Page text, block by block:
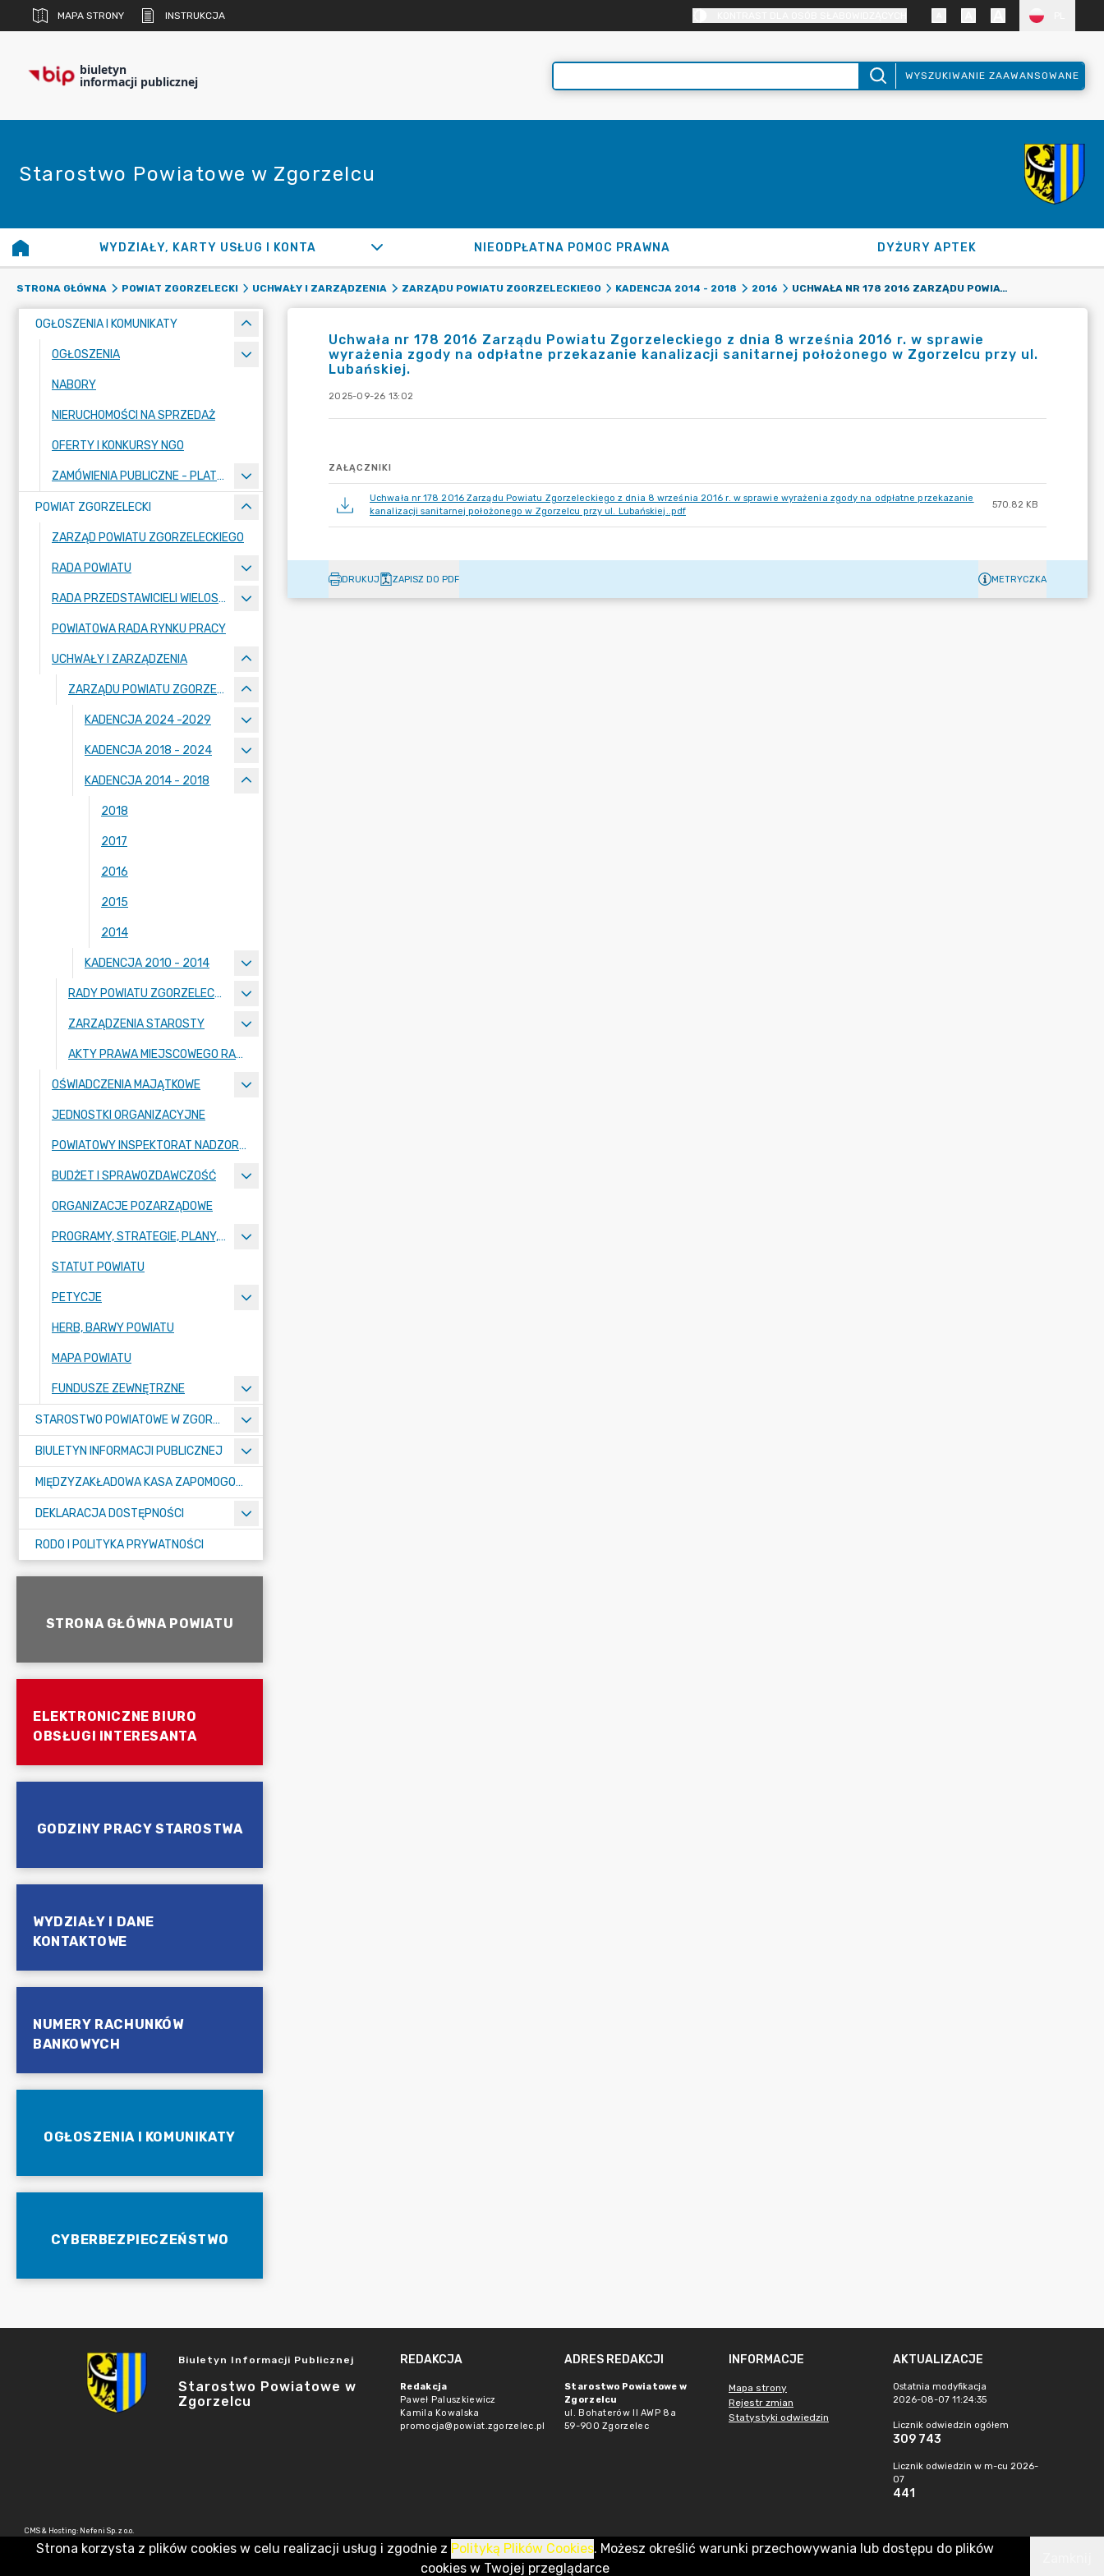
MAPA STRONY INSTRUKCJA
biuletyn
informacji publicznej WYSZUKIWANIE ZAAWANSOWANE
Starostwo Powiatowe w Zgorzelcu
WYDZIAŁY, KARTY USŁUG I KONTA NIEODPŁATNA POMOC PRAWNA DYŻURY APTEK
STRONA GŁÓWNA POWIAT ZGORZELECKI UCHWAŁY I ZARZĄDZENIA ZARZĄDU POWIATU ZGORZELECKIEGO KADENCJA 2014 - 2018 2016 UCHWAŁA NR 178 2016 ZARZĄDU POWIATU ZGORZELECKIEGO Z DNIA 8 WRZEŚNIA 2016 R. W SPRAWIE WYRAŻENIA ZGODY NA ODPŁATNE PRZEKAZANIE KANALIZACJI SANITARNEJ POŁOŻONEGO W ZGORZELCU PRZY UL. LUBAŃSKIEJ.
OGŁOSZENIA I KOMUNIKATY
OGŁOSZENIA
NABORY
NIERUCHOMOŚCI NA SPRZEDAŻ
OFERTY I KONKURSY NGO
ZAMÓWIENIA PUBLICZNE - PLATFORMA ZAKUPOWA
POWIAT ZGORZELECKI
ZARZĄD POWIATU ZGORZELECKIEGO
RADA POWIATU
RADA PRZEDSTAWICIELI WIELOSPECJALISTYCZNEGO ZESPOŁU OPIEKI ZDROWOTNEJ "BOLESŁAWIEC-ZGORZELEC" SAMODZIELNEGO PUBLICZNEGO ZAKŁADU OPIEKI ZDROWOTNEJ
POWIATOWA RADA RYNKU PRACY
UCHWAŁY I ZARZĄDZENIA
ZARZĄDU POWIATU ZGORZELECKIEGO
KADENCJA 2024 -2029
KADENCJA 2018 - 2024
KADENCJA 2014 - 2018
2018
2017
2016
2015
2014
KADENCJA 2010 - 2014
RADY POWIATU ZGORZELECKIEGO
ZARZĄDZENIA STAROSTY
AKTY PRAWA MIEJSCOWEGO RADY POWIATU ZGORZELECKIEGO
OŚWIADCZENIA MAJĄTKOWE
JEDNOSTKI ORGANIZACYJNE
POWIATOWY INSPEKTORAT NADZORU BUDOWLANEGO
BUDŻET I SPRAWOZDAWCZOŚĆ
ORGANIZACJE POZARZĄDOWE
PROGRAMY, STRATEGIE, PLANY, RAPORTY
STATUT POWIATU
PETYCJE
HERB, BARWY POWIATU
MAPA POWIATU
FUNDUSZE ZEWNĘTRZNE
STAROSTWO POWIATOWE W ZGORZELCU
BIULETYN INFORMACJI PUBLICZNEJ
MIĘDZYZAKŁADOWA KASA ZAPOMOGOWO-POŻYCZKOWA
DEKLARACJA DOSTĘPNOŚCI
RODO I POLITYKA PRYWATNOŚCI
STRONA GŁÓWNA POWIATU
ELEKTRONICZNE BIURO
OBSŁUGI INTERESANTA
GODZINY PRACY STAROSTWA
WYDZIAŁY I DANE
KONTAKTOWE
NUMERY RACHUNKÓW
BANKOWYCH
OGŁOSZENIA I KOMUNIKATY
CYBERBEZPIECZEŃSTWO
Uchwała nr 178 2016 Zarządu Powiatu Zgorzeleckiego z dnia 8 września 2016 r. w sprawie
wyrażenia zgody na odpłatne przekazanie kanalizacji sanitarnej położonego w Zgorzelcu przy ul.
Lubańskiej.
2025-09-26 13:02
ZAŁĄCZNIKI
Uchwała nr 178 2016 Zarządu Powiatu Zgorzeleckiego z dnia 8 września 2016 r. w sprawie wyrażenia zgody na odpłatne przekazanie
kanalizacji sanitarnej położonego w Zgorzelcu przy ul. Lubańskiej..pdf
570.82 KB
DRUKUJ ZAPISZ DO PDF METRYCZKA
Biuletyn Informacji Publicznej
Starostwo Powiatowe w
Zgorzelcu
REDAKCJA
Redakcja
Paweł Paluszkiewicz
Kamila Kowalska
promocja@powiat.zgorzelec.pl
ADRES REDAKCJI
Starostwo Powiatowe w
Zgorzelcu
ul. Bohaterów II AWP 8a
59-900 Zgorzelec
INFORMACJE
Mapa strony
Rejestr zmian
Statystyki odwiedzin
AKTUALIZACJE
Ostatnia modyfikacja
2026-08-07 11:24:35
Licznik odwiedzin ogółem
309 743
Licznik odwiedzin w m-cu 2026-
07
441
CMS & Hosting: Nefeni Sp. z o.o.
Strona korzysta z plików cookies w celu realizacji usług i zgodnie z Polityką Plików Cookies. Możesz określić warunki przechowywania lub dostępu do plików
cookies w Twojej przeglądarce